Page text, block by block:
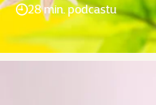
28 min. podcastu